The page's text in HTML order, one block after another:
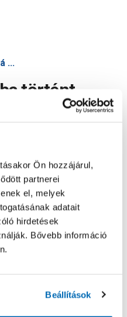
Ön hozzájárul,
partnerei
el, melyek
adatait
hirdetések
Bővebb információ
Beállítások
...
történt